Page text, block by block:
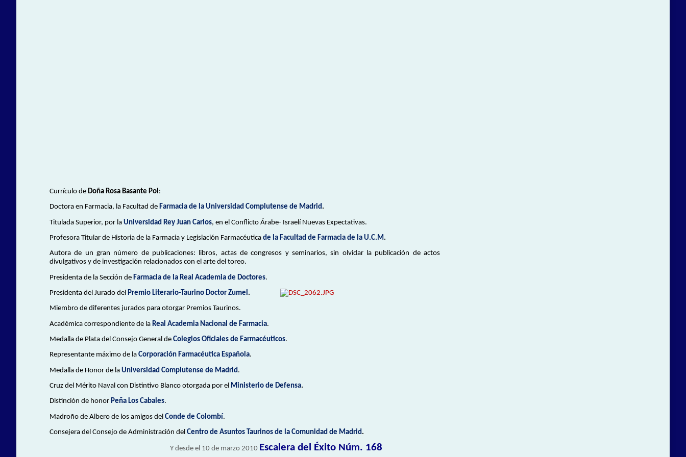
Currículo de Doña Rosa Basante Pol:
Doctora en Farmacia, la Facultad de Farmacia de la Universidad Complutense de Madrid.
Titulada Superior, por la Universidad Rey Juan Carlos, en el Conflicto Árabe- Israelí Nuevas Expectativas.
Profesora Titular de Historia de la Farmacia y Legislación Farmacéutica de la Facultad de Farmacia de la U.C.M.
Autora de un gran número de publicaciones: libros, actas de congresos y seminarios, sin olvidar la publicación de actos
divulgativos y de investigación relacionados con el arte del toreo.
Presidenta de la Sección de Farmacia de la Real Academia de Doctores.
Presidenta del Jurado del Premio Literario-Taurino Doctor Zumel.
Miembro de diferentes jurados para otorgar Premios Taurinos.
Académica correspondiente de la Real Academia Nacional de Farmacia.
Medalla de Plata del Consejo General de Colegios Oficiales de Farmacéuticos.
Representante máximo de la Corporación Farmacéutica Española.
Medalla de Honor de la Universidad Complutense de Madrid .
Cruz del Mérito Naval con Distintivo Blanco otorgada por el Ministerio de Defensa.
Distinción de honor Peña Los Cabales.
Madroño de Albero de los amigos del Conde de Colombí.
Consejera del Consejo de Administración del Centro de Asuntos Taurinos de la Comunidad de Madrid.
Y desde el 10 de marzo 2010 Escalera del Éxito Núm. 168